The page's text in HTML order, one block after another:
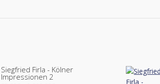
Siegfried Firla - Kölner
Impressionen 2